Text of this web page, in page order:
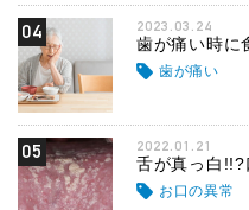
04 2023.03.24
歯が痛い時に
歯が痛い
05 2022.01.21
舌が真っ白!!?
お口の異常